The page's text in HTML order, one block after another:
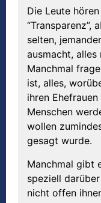
Die Leute
“Transparenz”,
selten,
ausmacht,
Manchmal
ist, alles,
ihren
Menschen
wollen
gesagt wurde.
Manchmal gibt
speziell
nicht offen